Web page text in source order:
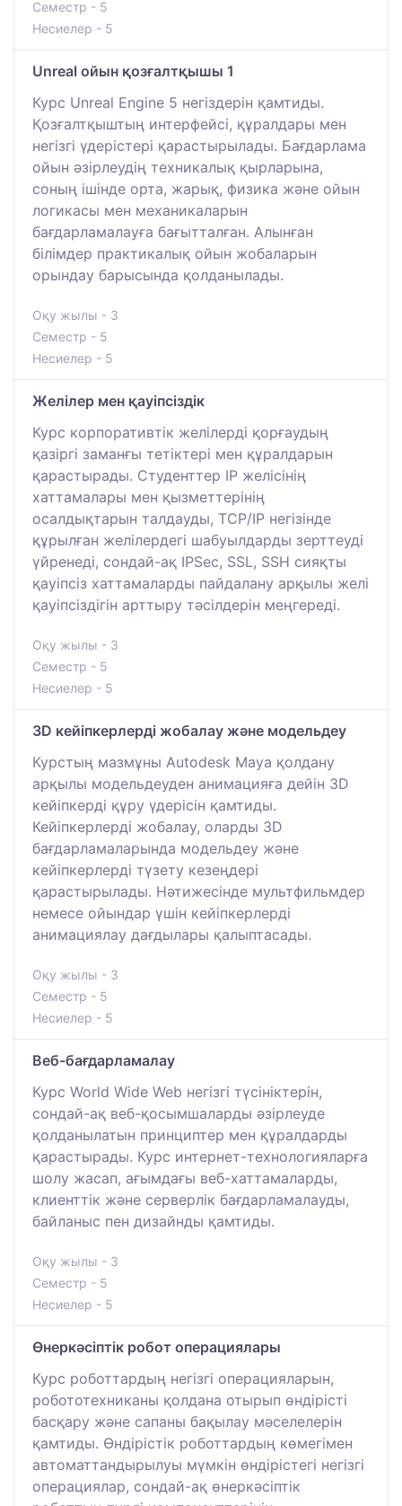
Семестр - 5
Несиелер - 5
Unreal ойын қозғалтқышы 1
Курс Unreal Engine 5 негіздерін қамтиды.
Қозғалтқыштың интерфейсі, құралдары мен
негізгі үдерістері қарастырылады. Бағдарлама
ойын әзірлеудің техникалық қырларына,
соның ішінде орта, жарық, физика және ойын
логикасы мен механикаларын
бағдарламалауға бағытталған. Алынған
білімдер практикалық ойын жобаларын
орындау барысында қолданылады.
Оқу жылы - 3
Семестр - 5
Несиелер - 5
Желілер мен қауіпсіздік
Курс корпоративтік желілерді қорғаудың
қазіргі заманғы тетіктері мен құралдарын
қарастырады. Студенттер IP желісінің
хаттамалары мен қызметтерінің
осалдықтарын талдауды, TCP/IP негізінде
құрылған желілердегі шабуылдарды зерттеуді
үйренеді, сондай-ақ IPSec, SSL, SSH сияқты
қауіпсіз хаттамаларды пайдалану арқылы желі
қауіпсіздігін арттыру тәсілдерін меңгереді.
Оқу жылы - 3
Семестр - 5
Несиелер - 5
3D кейіпкерлерді жобалау және модельдеу
Курстың мазмұны Autodesk Maya қолдану
арқылы модельдеуден анимацияға дейін 3D
кейіпкерді құру үдерісін қамтиды.
Кейіпкерлерді жобалау, оларды 3D
бағдарламаларында модельдеу және
кейіпкерлерді түзету кезеңдері
қарастырылады. Нәтижесінде мультфильмдер
немесе ойындар үшін кейіпкерлерді
анимациялау дағдылары қалыптасады.
Оқу жылы - 3
Семестр - 5
Несиелер - 5
Веб-бағдарламалау
Курс World Wide Web негізгі түсініктерін,
сондай-ақ веб-қосымшаларды әзірлеуде
қолданылатын принциптер мен құралдарды
қарастырады. Курс интернет-технологияларға
шолу жасап, ағымдағы веб-хаттамаларды,
клиенттік және серверлік бағдарламалауды,
байланыс пен дизайнды қамтиды.
Оқу жылы - 3
Семестр - 5
Несиелер - 5
Өнеркәсіптік робот операциялары
Курс роботтардың негізгі операцияларын,
робототехниканы қолдана отырып өндірісті
басқару және сапаны бақылау мәселелерін
қамтиды. Өндірістік роботтардың көмегімен
автоматтандырылуы мүмкін өндірістегі негізгі
операциялар, сондай-ақ өнеркәсіптік